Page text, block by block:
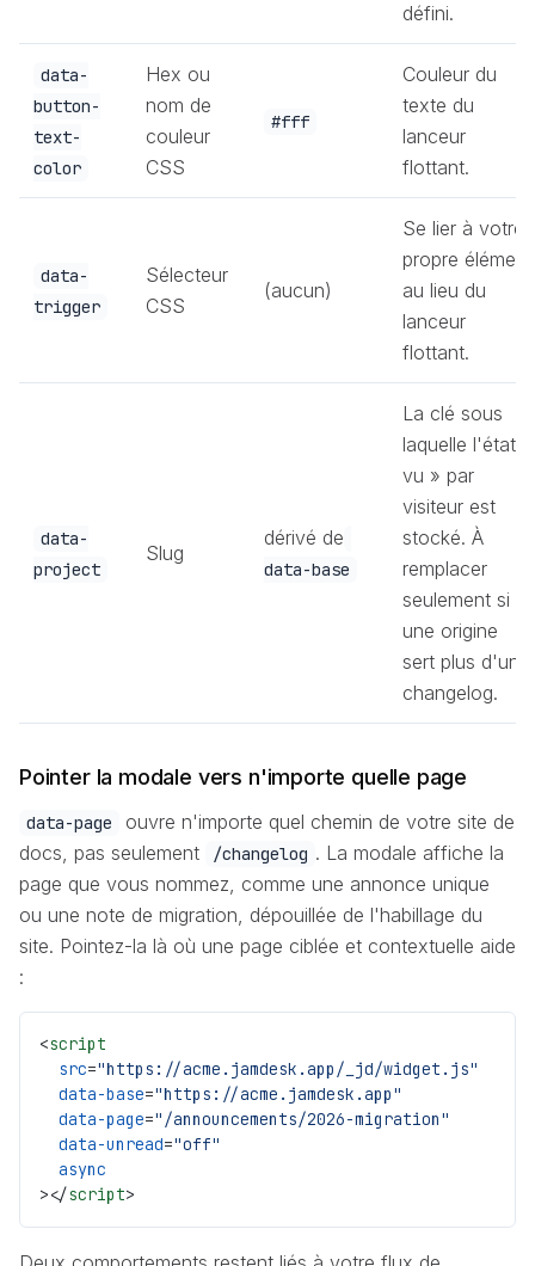
défini.
data-
button-
text-
color
Hex ou
nom de
couleur
CSS
#fff
Couleur du
texte du
lanceur
flottant.
data-
trigger
Sélecteur
CSS
(aucun)
Se lier à votre
propre élément
au lieu du
lanceur
flottant.
data-
project
Slug
dérivé de
data-base
La clé sous
laquelle l'état «
vu » par
visiteur est
stocké. À
remplacer
seulement si
une origine
sert plus d'un
changelog.
Pointer la modale vers n'importe quelle page
data-page
ouvre n'importe quel chemin de votre site de
docs, pas seulement
/changelog . La modale affiche la
page que vous nommez, comme une annonce unique
ou une note de migration, dépouillée de l'habillage du
site. Pointez-la là où une page ciblée et contextuelle aide
:
<script
  src
="https://acme.jamdesk.app/_jd/widget.js"
  data-base
="https://acme.jamdesk.app"
  data-page
="/announcements/2026-migration"
  data-unread
="off"
  async
></script>